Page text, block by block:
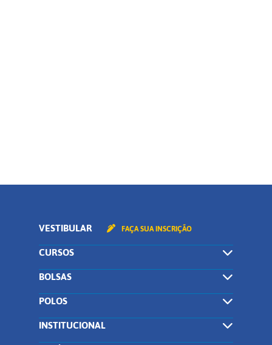
VESTIBULAR FAÇA SUA INSCRIÇÃO
CURSOS
BOLSAS
POLOS
INSTITUCIONAL